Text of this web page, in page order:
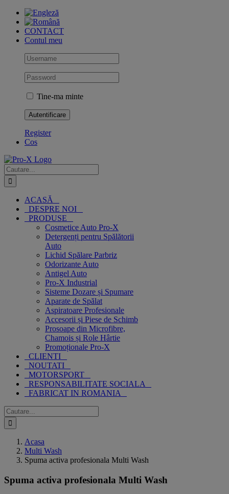
Skip
contentCONTACT
Contul meu
Tine-ma minte
Register
Cos
Cautare...
ACASĂ
DESPRE NOI
PRODUSE
Cosmetice Auto Pro-X
Detergenți pentru Spălătorii
Auto
Lichid Spălare Parbriz
Odorizante Auto
Antigel Auto
Pro-X Industrial
Sisteme Dozare și Spumare
Aparate de Spălat
Aspiratoare Profesionale
Accesorii și Piese de Schimb
Prosoape din Microfibre,
Chamois și Role Hârtie
Promoționale Pro-X
CLIENTI
NOUTATI
MOTORSPORT
RESPONSABILITATE SOCIALA
FABRICAT IN ROMANIA
Cautare...
Acasa
Multi Wash
Spuma activa profesionala Multi Wash
Spuma activa profesionala Multi Wash